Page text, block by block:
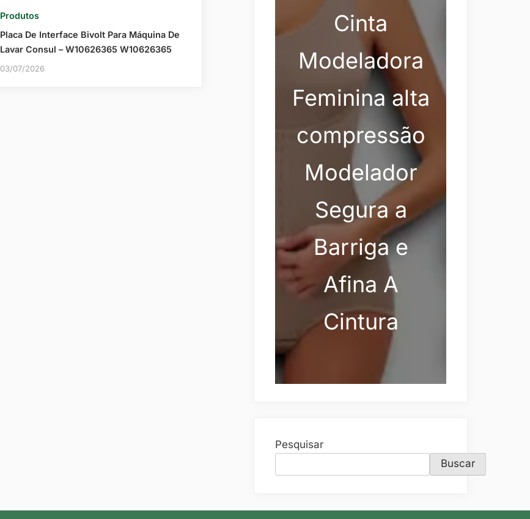
Produtos
Placa De Interface Bivolt Para Máquina De
Lavar Consul – W10626365 W10626365
03/07/2026
Cinta
Modeladora
Feminina alta
compressão
Modelador
Segura a
Barriga e
Afina A
Cintura
Pesquisar
Buscar